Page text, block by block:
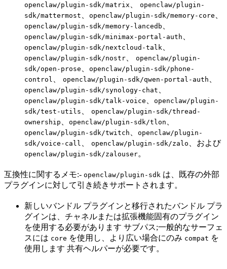
openclaw/plugin-sdk/matrix
openclaw/plugin-
sdk/mattermost
openclaw/plugin-sdk/memory-core
openclaw/plugin-sdk/memory-lancedb
openclaw/plugin-sdk/minimax-portal-auth
openclaw/plugin-sdk/nextcloud-talk
openclaw/plugin-sdk/nostr
openclaw/plugin-
sdk/open-prose
openclaw/plugin-sdk/phone-
control
openclaw/plugin-sdk/qwen-portal-auth
openclaw/plugin-sdk/synology-chat
openclaw/plugin-sdk/talk-voice
openclaw/plugin-
sdk/test-utils
openclaw/plugin-sdk/thread-
ownership
openclaw/plugin-sdk/tlon
openclaw/plugin-sdk/twitch
openclaw/plugin-
sdk/voice-call
openclaw/plugin-sdk/zalo 、および
openclaw/plugin-sdk/zalouser。
互換性に関するメモ:- openclaw/plugin-sdk は、既存の外部
プラグインに対して引き続きサポートされます。
新しいバンドル プラグインと移行されたバンドル プラ
グインは、チャネルまたは拡張機能固有のプラグイン
を使用する必要があります サブパス;一般的なサーフェ
スには core を使用し、より広い場合にのみ compat を
使用します 共有ヘルパーが必要です。